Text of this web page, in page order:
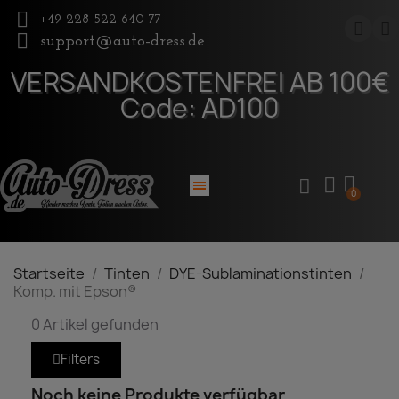
+49 228 522 640 77
support@auto-dress.de
VERSANDKOSTENFREI AB 100€
Code: AD100
Startseite Tinten
DYE-Sublaminationstinten
Komp. mit Epson®
Komp. mit
Epson®
0 Artikel gefunden
Filters